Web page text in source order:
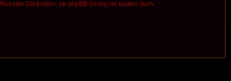
Darkside», ни phpBB Group не может быть